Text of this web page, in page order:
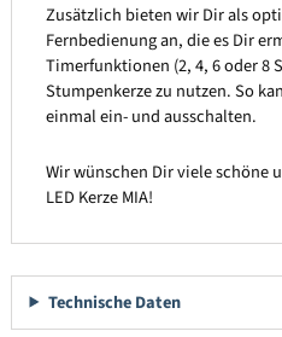
Zusätzlich bieten wir Dir als
Fernbedienung an, die es Dir
Timerfunktionen (2, 4, 6 oder 8
Stumpenkerze zu nutzen. So
einmal ein- und ausschalten.
Wir wünschen Dir viele schöne
LED Kerze MIA!
Technische Daten